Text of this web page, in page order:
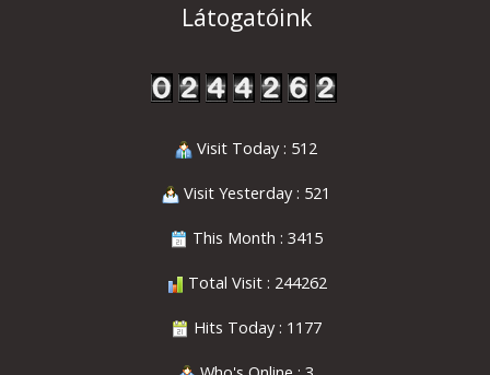
Látogatóink
Visit Today : 512
Visit Yesterday : 521
This Month : 3415
Total Visit : 244262
Hits Today : 1177